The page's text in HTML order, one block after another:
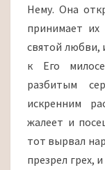
Нему. Она
принимает их
святой любви,
к Его
разбитым
искренним
жалеет и
тот вырвал
презрел грех,